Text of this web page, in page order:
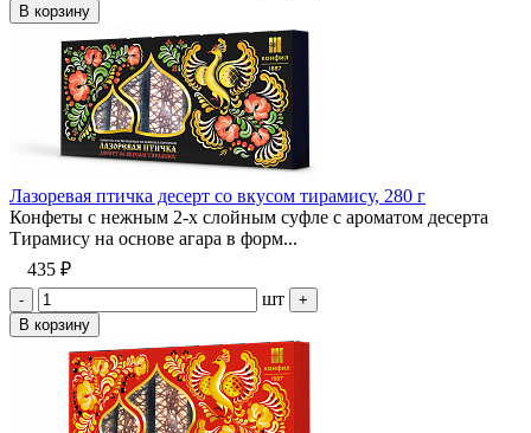
В корзину
Лазоревая птичка десерт со вкусом тирамису, 280 г
Конфеты с нежным 2-х слойным суфле с ароматом десерта
Тирамису на основе агара в форм...
435 ₽
- шт
+
В корзину